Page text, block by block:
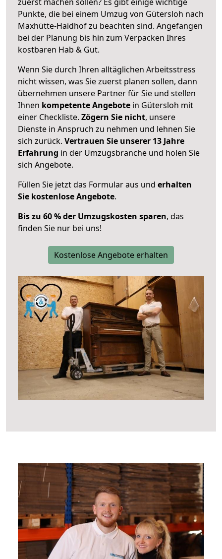
Punkte, die bei einem Umzug von Gütersloh nach
Maxhütte-Haidhof zu beachten sind. Angefangen
bei der Planung bis hin zum Verpacken Ihres
kostbaren Hab & Gut.
Wenn Sie durch Ihren alltäglichen Arbeitsstress
nicht wissen, was Sie zuerst planen sollen, dann
übernehmen unsere Partner für Sie und stellen
Ihnen kompetente Angebote in Gütersloh mit
einer Checkliste. Zögern Sie nicht, unsere
Dienste in Anspruch zu nehmen und lehnen Sie
sich zurück. Vertrauen Sie unserer 13 Jahre
Erfahrung in der Umzugsbranche und holen Sie
sich Angebote.
Füllen Sie jetzt das Formular aus und erhalten
Sie kostenlose Angebote.
Bis zu 60 % der Umzugskosten sparen, das
finden Sie nur bei uns!
Kostenlose Angebote erhalten